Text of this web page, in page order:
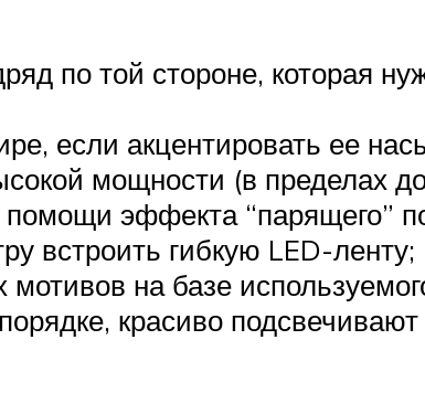
по той стороне, которая
если акцентировать ее
мощности (в пределах
эффекта “парящего”
встроить гибкую LED-ленту;
на базе
красиво подсвечивают